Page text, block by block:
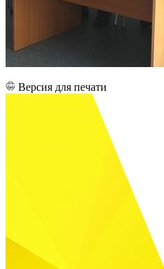
Версия для печати